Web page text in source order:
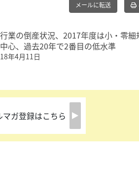
メールに転送
業の倒産状況、2017年度は小・零細
心、過去20年で2番目の低水準
年4月11日
ガ登録はこちら